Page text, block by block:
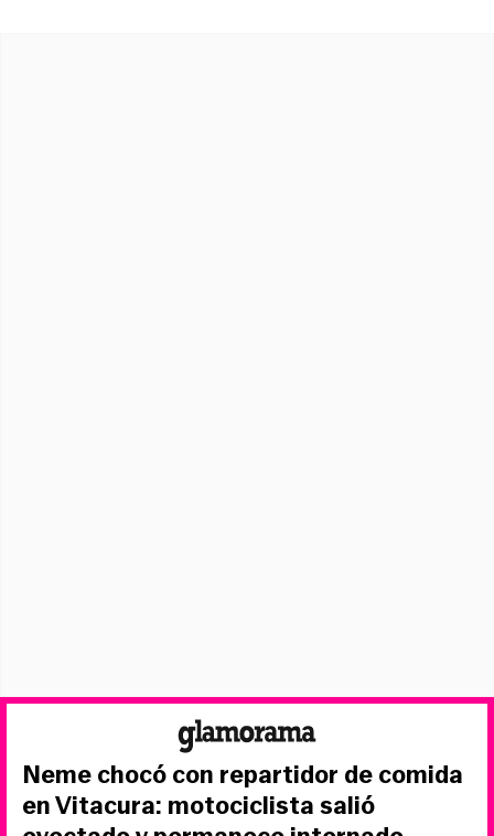
Neme chocó con repartidor de comida
en Vitacura: motociclista salió